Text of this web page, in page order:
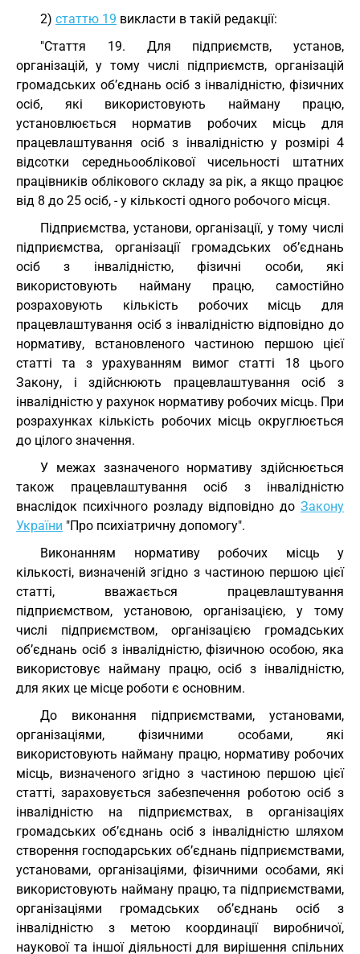
2) статтю 19 викласти в такій редакції:
"Стаття 19. Для підприємств, установ,
організацій, у тому числі підприємств, організацій
громадських об’єднань осіб з інвалідністю, фізичних
осіб, які використовують найману працю,
установлюється норматив робочих місць для
працевлаштування осіб з інвалідністю у розмірі 4
відсотки середньооблікової чисельності штатних
працівників облікового складу за рік, а якщо працює
від 8 до 25 осіб, - у кількості одного робочого місця.
Підприємства, установи, організації, у тому числі
підприємства, організації громадських об’єднань
осіб з інвалідністю, фізичні особи, які
використовують найману працю, самостійно
розраховують кількість робочих місць для
працевлаштування осіб з інвалідністю відповідно до
нормативу, встановленого частиною першою цієї
статті та з урахуванням вимог статті 18 цього
Закону, і здійснюють працевлаштування осіб з
інвалідністю у рахунок нормативу робочих місць. При
розрахунках кількість робочих місць округлюється
до цілого значення.
У межах зазначеного нормативу здійснюється
також працевлаштування осіб з інвалідністю
внаслідок психічного розладу відповідно до Закону
України "Про психіатричну допомогу".
Виконанням нормативу робочих місць у
кількості, визначеній згідно з частиною першою цієї
статті, вважається працевлаштування
підприємством, установою, організацією, у тому
числі підприємством, організацією громадських
об’єднань осіб з інвалідністю, фізичною особою, яка
використовує найману працю, осіб з інвалідністю,
для яких це місце роботи є основним.
До виконання підприємствами, установами,
організаціями, фізичними особами, які
використовують найману працю, нормативу робочих
місць, визначеного згідно з частиною першою цієї
статті, зараховується забезпечення роботою осіб з
інвалідністю на підприємствах, в організаціях
громадських об’єднань осіб з інвалідністю шляхом
створення господарських об’єднань підприємствами,
установами, організаціями, фізичними особами, які
використовують найману працю, та підприємствами,
організаціями громадських об’єднань осіб з
інвалідністю з метою координації виробничої,
наукової та іншої діяльності для вирішення спільних